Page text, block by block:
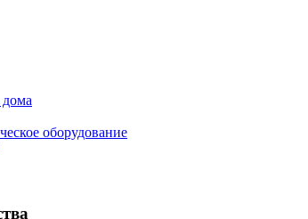
дома
оборудование